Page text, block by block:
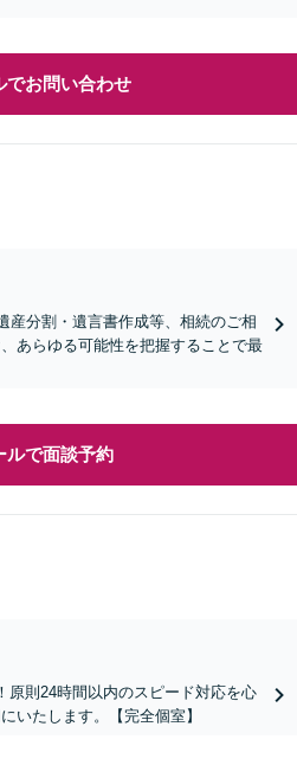
でお問い合わせ
産分割・遺言書作成等、相続のご相
あらゆる可能性を把握することで最
ルで面談予約
原則24時間以内のスピード対応を心
いたします。【完全個室】